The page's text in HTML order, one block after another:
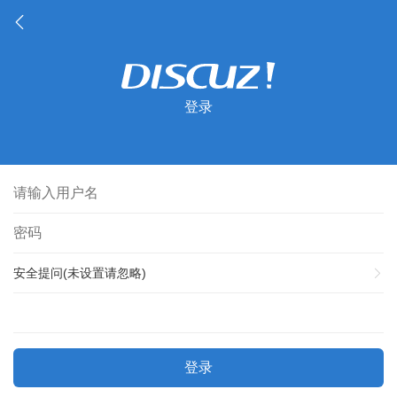
登录
安全提问(未设置请忽略)
登录